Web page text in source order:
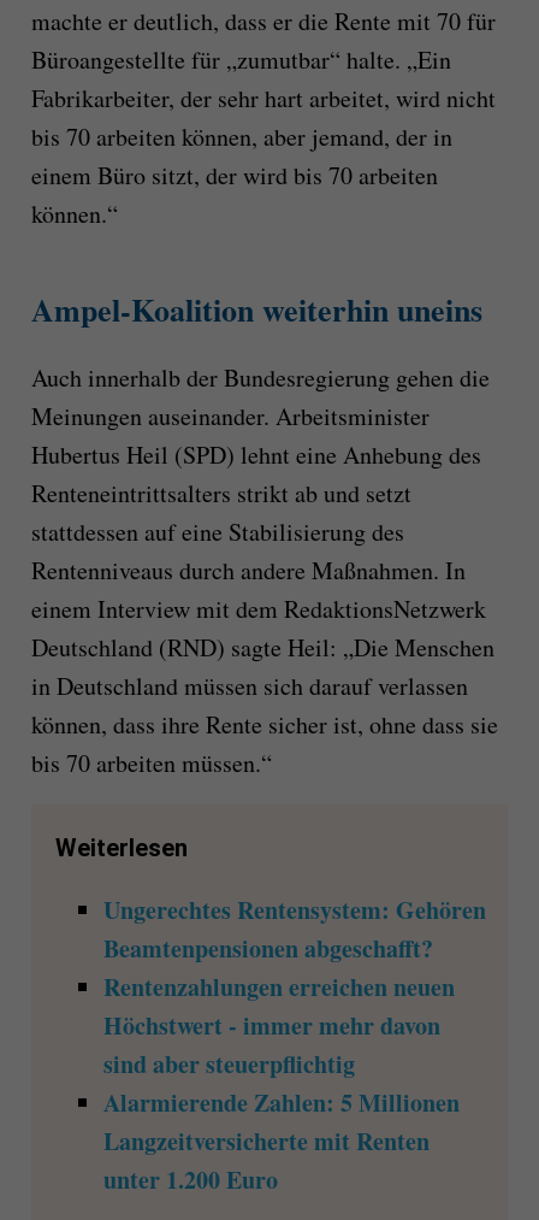
machte er deutlich, dass er die Rente mit 70 für
Büroangestellte für „zumutbar“ halte. „Ein
Fabrikarbeiter, der sehr hart arbeitet, wird nicht
bis 70 arbeiten können, aber jemand, der in
einem Büro sitzt, der wird bis 70 arbeiten
können.“
Ampel-Koalition weiterhin uneins
Auch innerhalb der Bundesregierung gehen die
Meinungen auseinander. Arbeitsminister
Hubertus Heil (SPD) lehnt eine Anhebung des
Renteneintrittsalters strikt ab und setzt
stattdessen auf eine Stabilisierung des
Rentenniveaus durch andere Maßnahmen. In
einem Interview mit dem RedaktionsNetzwerk
Deutschland (RND) sagte Heil: „Die Menschen
in Deutschland müssen sich darauf verlassen
können, dass ihre Rente sicher ist, ohne dass sie
bis 70 arbeiten müssen.“
Weiterlesen
Ungerechtes Rentensystem: Gehören
Beamtenpensionen abgeschafft?
Rentenzahlungen erreichen neuen
Höchstwert - immer mehr davon
sind aber steuerpflichtig
Alarmierende Zahlen: 5 Millionen
Langzeitversicherte mit Renten
unter 1.200 Euro